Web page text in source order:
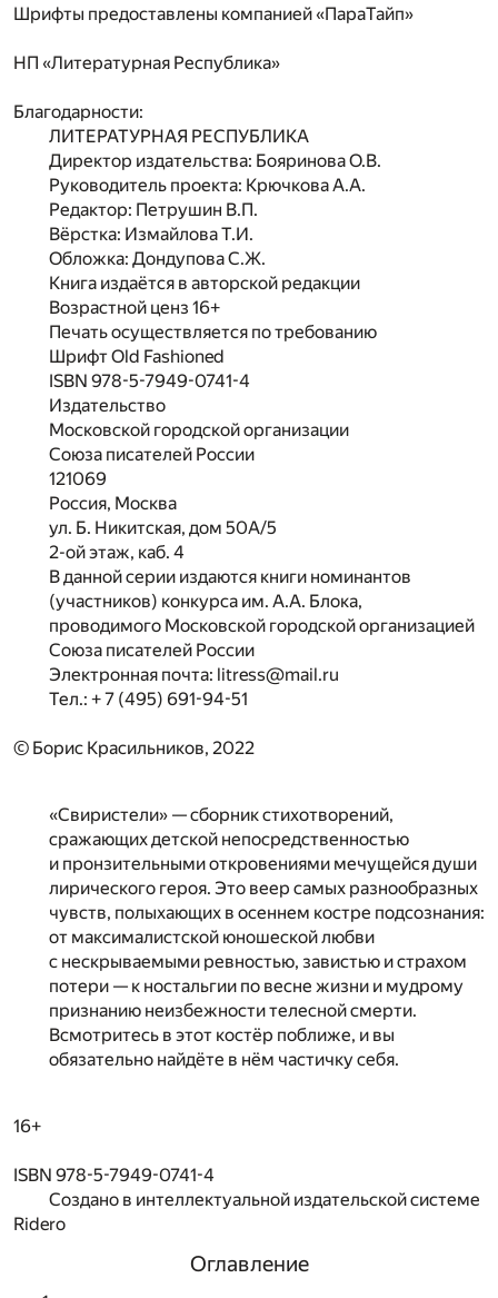
Шрифты предоставлены компанией «ПараТайп»
НП «Литературная Республика»
Благодарности:
ЛИТЕРАТУРНАЯ РЕСПУБЛИКА
Директор издательства: Бояринова О.В.
Руководитель проекта: Крючкова А.А.
Редактор: Петрушин В.П.
Вёрстка: Измайлова Т.И.
Обложка: Дондупова С.Ж.
Книга издаётся в авторской редакции
Возрастной ценз 16+
Печать осуществляется по требованию
Шрифт Old Fashioned
ISBN 978-5-7949-0741-4
Издательство
Московской городской организации
Союза писателей России
121069
Россия, Москва
ул. Б. Никитская, дом 50А/5
2-ой этаж, каб. 4
В данной серии издаются книги номинантов
(участников) конкурса им. А.А. Блока,
проводимого Московской городской организацией
Союза писателей России
Электронная почта: litress@mail.ru
Тел.: + 7 (495) 691-94-51
© Борис Красильников, 2022
«Свиристели» — сборник стихотворений,
сражающих детской непосредственностью
и пронзительными откровениями мечущейся души
лирического героя. Это веер самых разнообразных
чувств, полыхающих в осеннем костре подсознания:
от максималистской юношеской любви
с нескрываемыми ревностью, завистью и страхом
потери — к ностальгии по весне жизни и мудрому
признанию неизбежности телесной смерти.
Всмотритесь в этот костёр поближе, и вы
обязательно найдёте в нём частичку себя.
16+
ISBN 978-5-7949-0741-4
Создано в интеллектуальной издательской системе
Ridero
Оглавление